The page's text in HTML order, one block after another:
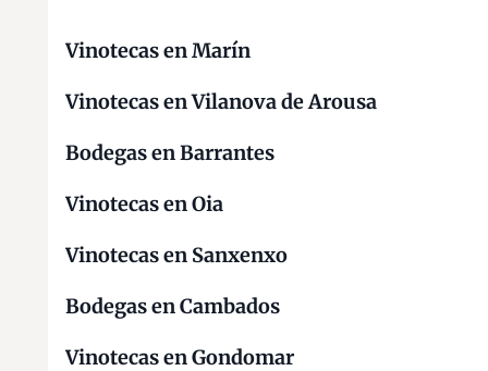
Vinotecas en Marín
Vinotecas en Vilanova de Arousa
Bodegas en Barrantes
Vinotecas en Oia
Vinotecas en Sanxenxo
Bodegas en Cambados
Vinotecas en Gondomar